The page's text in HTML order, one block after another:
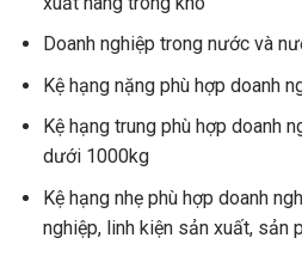
Doanh nghiệp trong nước và
Kệ hạng nặng phù hợp doanh
Kệ hạng trung phù hợp doanh
dưới 1000kg
Kệ hạng nhẹ phù hợp doanh
nghiệp, linh kiện sản xuất, sản